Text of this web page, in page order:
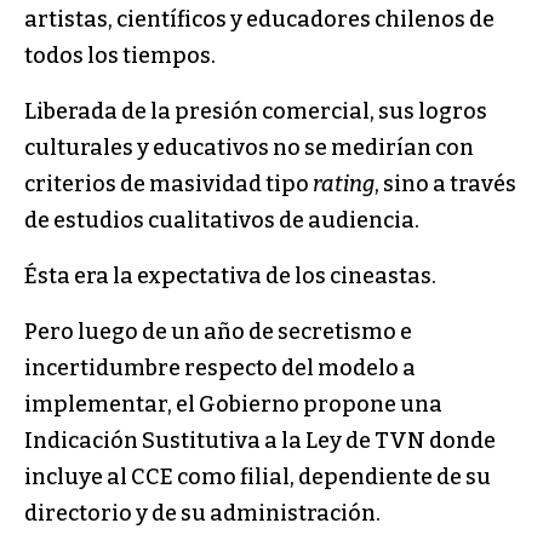
artistas, científicos y educadores chilenos de
todos los tiempos.
Liberada de la presión comercial, sus logros
culturales y educativos no se medirían con
criterios de masividad tipo rating, sino a través
de estudios cualitativos de audiencia.
Ésta era la expectativa de los cineastas.
Pero luego de un año de secretismo e
incertidumbre respecto del modelo a
implementar, el Gobierno propone una
Indicación Sustitutiva a la Ley de TVN donde
incluye al CCE como filial, dependiente de su
directorio y de su administración.